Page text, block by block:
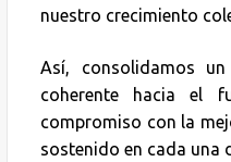
nuestro crecimiento
Así, consolidamos
coherente hacia el
compromiso con la
sostenido en cada una